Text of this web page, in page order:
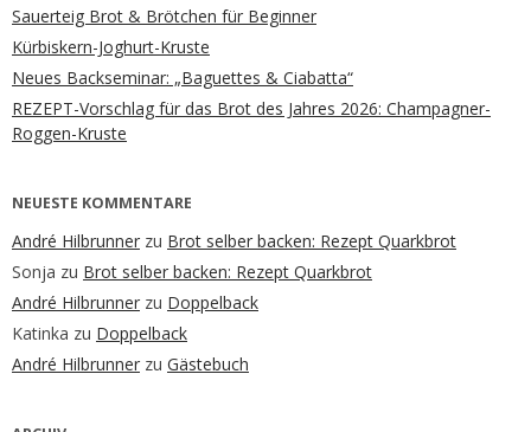
Sauerteig Brot & Brötchen für Beginner
Kürbiskern-Joghurt-Kruste
Neues Backseminar: „Baguettes & Ciabatta“
REZEPT-Vorschlag für das Brot des Jahres 2026: Champagner-
Roggen-Kruste
NEUESTE KOMMENTARE
André Hilbrunner zu Brot selber backen: Rezept Quarkbrot
Sonja zu Brot selber backen: Rezept Quarkbrot
André Hilbrunner zu Doppelback
Katinka zu Doppelback
André Hilbrunner zu Gästebuch